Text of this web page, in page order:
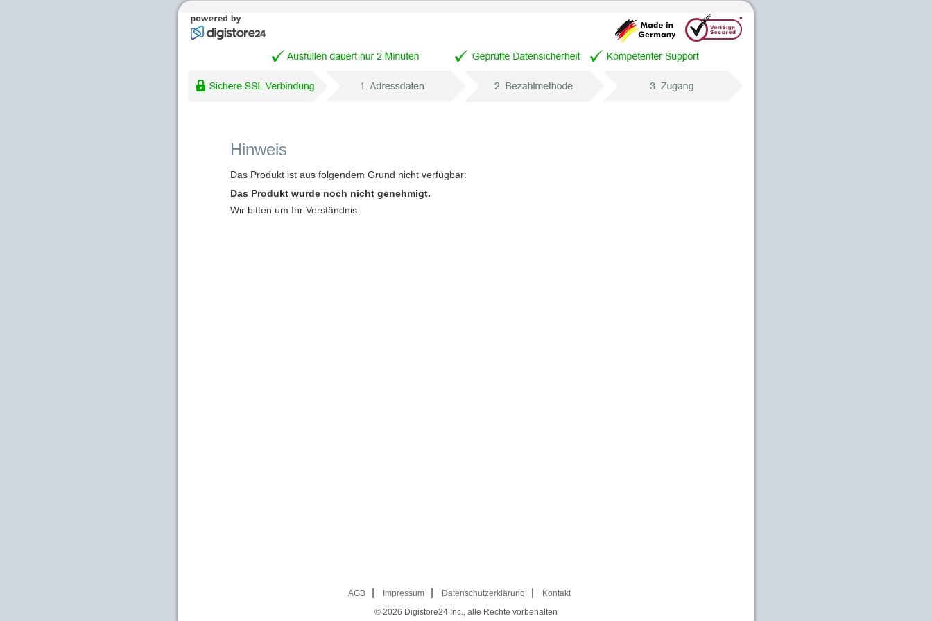
Hinweis
Das Produkt ist aus folgendem Grund nicht verfügbar:
Das Produkt wurde noch nicht genehmigt.
Wir bitten um Ihr Verständnis.
AGB Impressum Datenschutzerklärung
Kontakt
© 2026 Digistore24 Inc., alle Rechte vorbehalten